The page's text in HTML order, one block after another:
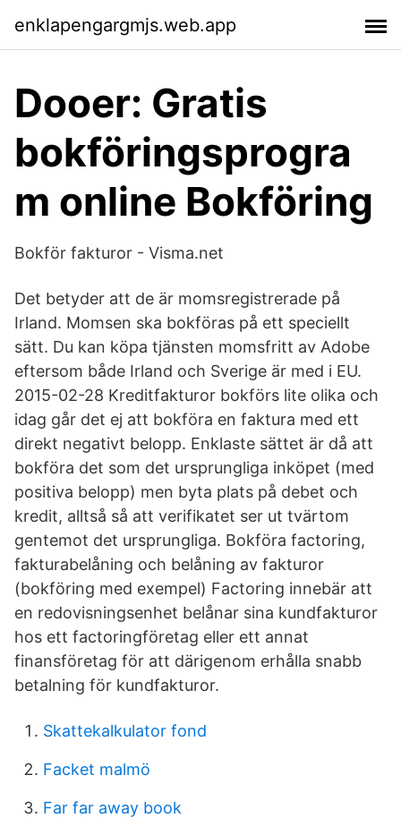
enklapengargmjs.web.app
Dooer: Gratis
bokföringsprogra
m online Bokföring
Bokför fakturor - Visma.net
Det betyder att de är momsregistrerade på
Irland. Momsen ska bokföras på ett speciellt
sätt. Du kan köpa tjänsten momsfritt av Adobe
eftersom både Irland och Sverige är med i EU.
2015-02-28 Kreditfakturor bokförs lite olika och
idag går det ej att bokföra en faktura med ett
direkt negativt belopp. Enklaste sättet är då att
bokföra det som det ursprungliga inköpet (med
positiva belopp) men byta plats på debet och
kredit, alltså så att verifikatet ser ut tvärtom
gentemot det ursprungliga. Bokföra factoring,
fakturabelåning och belåning av fakturor
(bokföring med exempel) Factoring innebär att
en redovisningsenhet belånar sina kundfakturor
hos ett factoringföretag eller ett annat
finansföretag för att därigenom erhålla snabb
betalning för kundfakturor.
Skattekalkulator fond
Facket malmö
Far far away book